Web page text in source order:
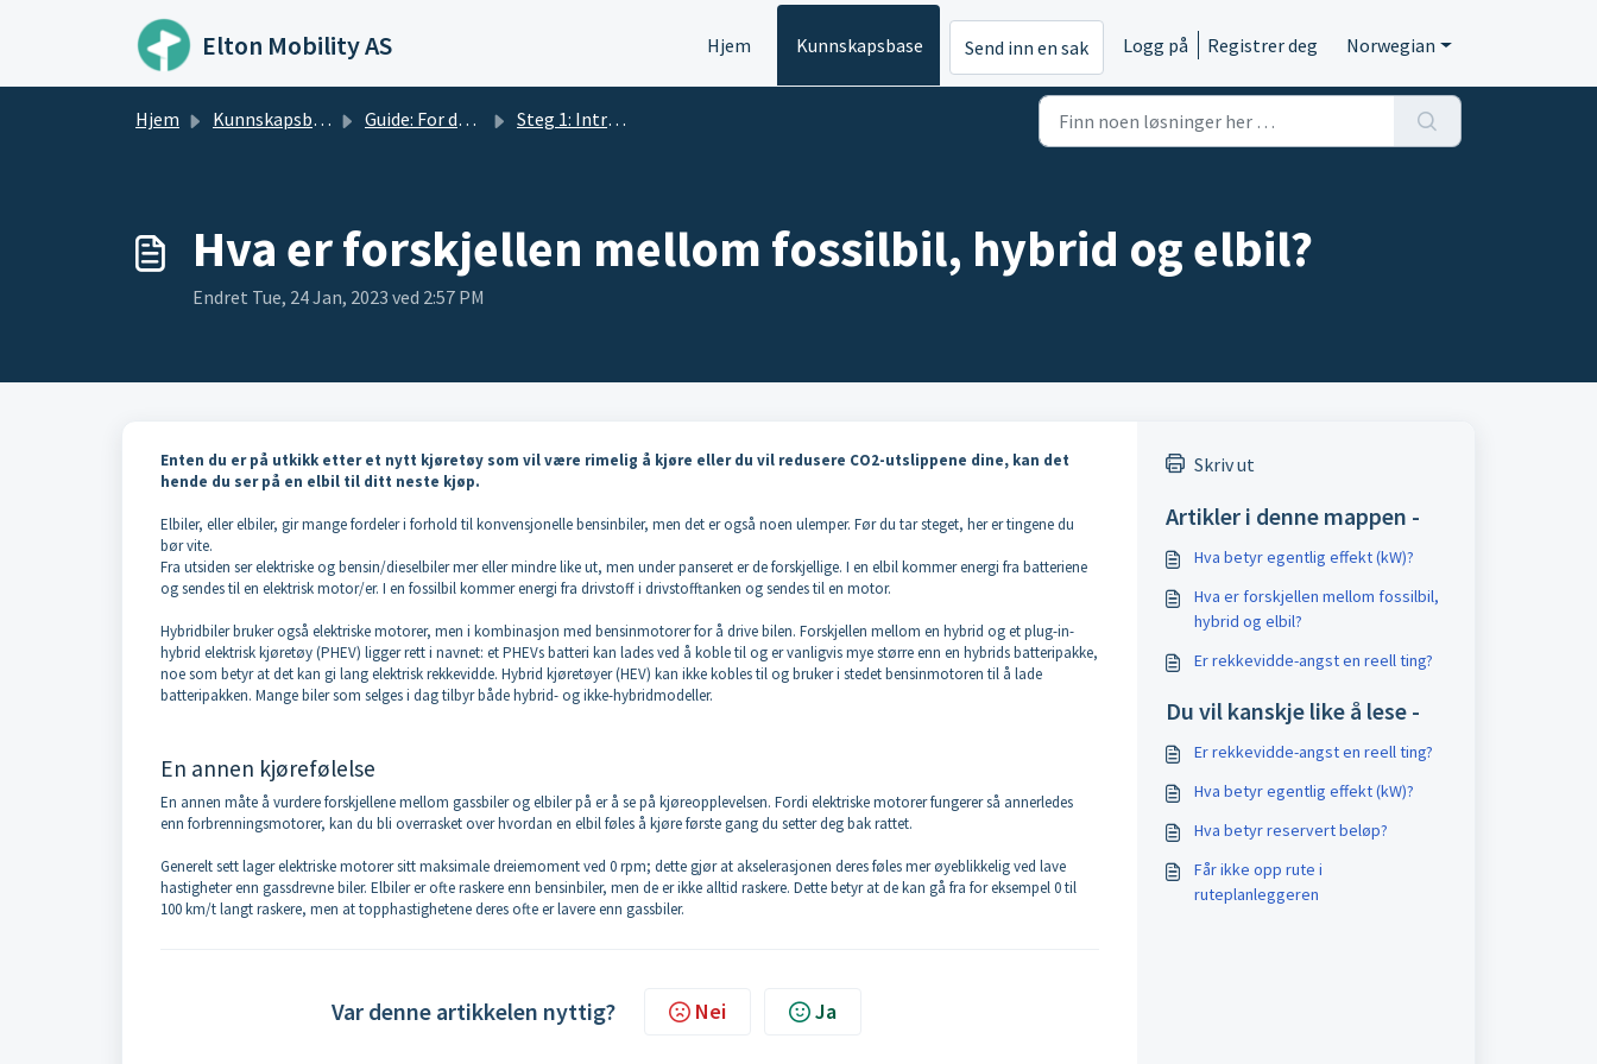
Elton Mobility AS Hjem Kunnskapsbase Send inn en sak Logg på Registrer deg Norwegian
Hjem Kunnskapsbase Guide: For deg som er ny til elbil Steg 1: Introduksjon til elbil
Hva er forskjellen mellom fossilbil, hybrid og elbil?
Endret Tue, 24 Jan, 2023 ved 2:57 PM
Enten du er på utkikk etter et nytt kjøretøy som vil være rimelig å kjøre eller du vil redusere CO2-utslippene dine, kan det
hende du ser på en elbil til ditt neste kjøp.
Elbiler, eller elbiler, gir mange fordeler i forhold til konvensjonelle bensinbiler, men det er også noen ulemper. Før du tar steget, her er tingene du
bør vite.
Fra utsiden ser elektriske og bensin/dieselbiler mer eller mindre like ut, men under panseret er de forskjellige. I en elbil kommer energi fra batteriene
og sendes til en elektrisk motor/er. I en fossilbil kommer energi fra drivstoff i drivstofftanken og sendes til en motor.
Hybridbiler bruker også elektriske motorer, men i kombinasjon med bensinmotorer for å drive bilen. Forskjellen mellom en hybrid og et plug-in-
hybrid elektrisk kjøretøy (PHEV) ligger rett i navnet: et PHEVs batteri kan lades ved å koble til og er vanligvis mye større enn en hybrids batteripakke,
noe som betyr at det kan gi lang elektrisk rekkevidde. Hybrid kjøretøyer (HEV) kan ikke kobles til og bruker i stedet bensinmotoren til å lade
batteripakken. Mange biler som selges i dag tilbyr både hybrid- og ikke-hybridmodeller.
En annen kjørefølelse
En annen måte å vurdere forskjellene mellom gassbiler og elbiler på er å se på kjøreopplevelsen. Fordi elektriske motorer fungerer så annerledes
enn forbrenningsmotorer, kan du bli overrasket over hvordan en elbil føles å kjøre første gang du setter deg bak rattet.
Generelt sett lager elektriske motorer sitt maksimale dreiemoment ved 0 rpm; dette gjør at akselerasjonen deres føles mer øyeblikkelig ved lave
hastigheter enn gassdrevne biler. Elbiler er ofte raskere enn bensinbiler, men de er ikke alltid raskere. Dette betyr at de kan gå fra for eksempel 0 til
100 km/t langt raskere, men at topphastighetene deres ofte er lavere enn gassbiler.
Var denne artikkelen nyttig? Nei Ja
Skriv ut
Artikler i denne mappen -
Hva betyr egentlig effekt (kW)?
Hva er forskjellen mellom fossilbil,
hybrid og elbil?
Er rekkevidde-angst en reell ting?
Du vil kanskje like å lese -
Er rekkevidde-angst en reell ting?
Hva betyr egentlig effekt (kW)?
Hva betyr reservert beløp?
Får ikke opp rute i
ruteplanleggeren